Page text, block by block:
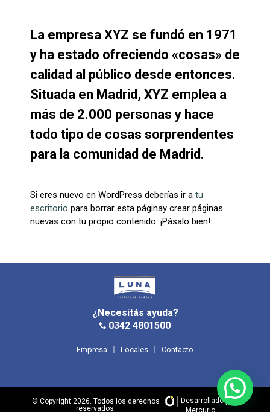
La empresa XYZ se fundó en 1971
y ha estado ofreciendo «cosas» de
calidad al público desde entonces.
Situada en Madrid, XYZ emplea a
más de 2.000 personas y hace
todo tipo de cosas sorprendentes
para la comunidad de Madrid.
Si eres nuevo en WordPress deberías ir a tu
escritorio para borrar esta páginay crear páginas
nuevas con tu propio contenido. ¡Pásalo bien!
¿Necesitás ayuda?
0342 4801500
Empresa Locales Contacto
© Copyright 2026. Todos los derechos
reservados.
Desarrollado por
Mercurio